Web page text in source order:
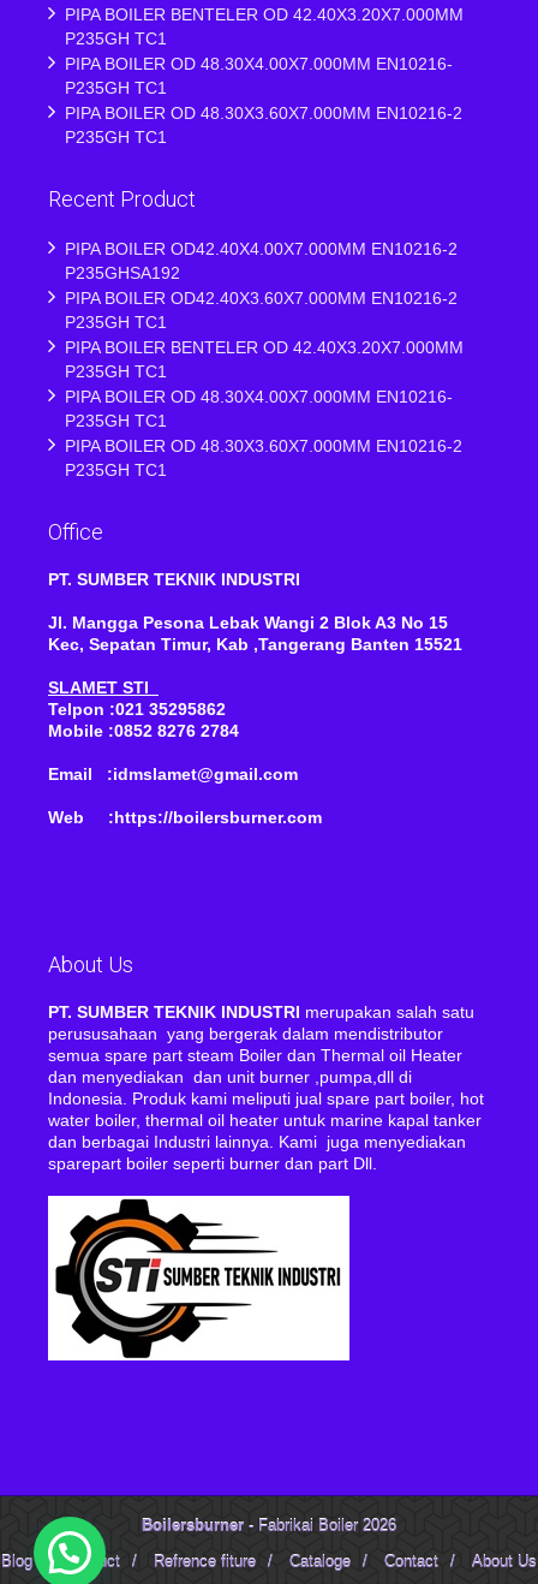
PIPA BOILER BENTELER OD 42.40X3.20X7.000MM
P235GH TC1
PIPA BOILER OD 48.30X4.00X7.000MM EN10216-
P235GH TC1
PIPA BOILER OD 48.30X3.60X7.000MM EN10216-2
P235GH TC1
Recent Product
PIPA BOILER OD42.40X4.00X7.000MM EN10216-2
P235GHSA192
PIPA BOILER OD42.40X3.60X7.000MM EN10216-2
P235GH TC1
PIPA BOILER BENTELER OD 42.40X3.20X7.000MM
P235GH TC1
PIPA BOILER OD 48.30X4.00X7.000MM EN10216-
P235GH TC1
PIPA BOILER OD 48.30X3.60X7.000MM EN10216-2
P235GH TC1
Office
PT. SUMBER TEKNIK INDUSTRI
Jl. Mangga Pesona Lebak Wangi 2 Blok A3 No 15
Kec, Sepatan Timur, Kab ,Tangerang Banten 15521
SLAMET STI
Telpon :021 35295862
Mobile :0852 8276 2784
Email :idmslamet@gmail.com
Web :https://boilersburner.com
About Us
PT. SUMBER TEKNIK INDUSTRI merupakan salah satu
perususahaan yang bergerak dalam mendistributor
semua spare part steam Boiler dan Thermal oil Heater
dan menyediakan dan unit burner ,pumpa,dll di
Indonesia. Produk kami meliputi jual spare part boiler, hot
water boiler, thermal oil heater untuk marine kapal tanker
dan berbagai Industri lainnya. Kami juga menyediakan
sparepart boiler seperti burner dan part Dll.
Boilersburner - Fabrikai Boiler 2026
Blog
/ Product / Refrence fiture / Cataloge / Contact / About Us